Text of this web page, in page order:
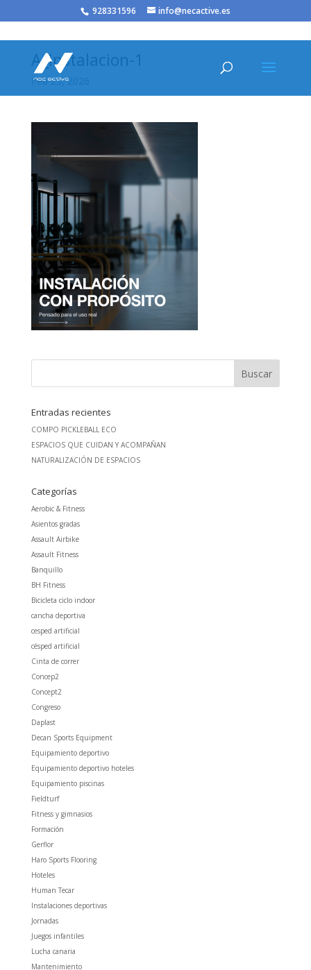
/* JS para menú plegable móvil Divi */
928331596 info@necactive.es
A_instalacion-1
Feb 23, 2026
Entradas recientes
COMPO PICKLEBALL ECO
ESPACIOS QUE CUIDAN Y ACOMPAÑAN
NATURALIZACIÓN DE ESPACIOS
Categorías
Aerobic & Fitness
Asientos gradas
Assault Airbike
Assault Fitness
Banquillo
BH Fitness
Bicicleta ciclo indoor
cancha deportiva
cesped artificial
césped artificial
Cinta de correr
Concep2
Concept2
Congreso
Daplast
Decan Sports Equipment
Equipamiento deportivo
Equipamiento deportivo hoteles
Equipamiento piscinas
Fieldturf
Fitness y gimnasios
Formación
Gerflor
Haro Sports Flooring
Hoteles
Human Tecar
Instalaciones deportivas
Jornadas
Juegos infantiles
Lucha canaria
Mantenimiento